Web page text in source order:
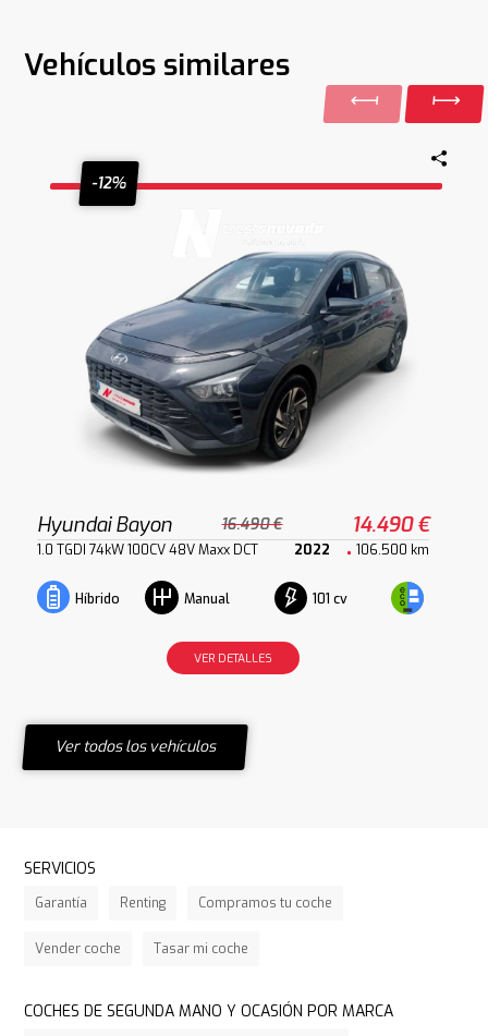
Vehículos similares
-12%
Hyundai Bayon 16.490 € 14.490 €
1.0 TGDI 74kW 100CV 48V Maxx DCT 2022 106.500 km
Híbrido Manual 101 cv
VER DETALLES
Ver todos los vehículos
SERVICIOS
Garantía Renting Compramos tu coche
Vender coche Tasar mi coche
COCHES DE SEGUNDA MANO Y OCASIÓN POR MARCA